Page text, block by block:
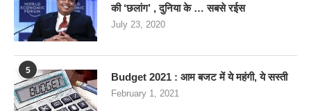
की ‘छलांग’ , दुनिया के … सबसे रईस
July 23, 2020
5
Budget 2021 : आम बजट में ये महंगी, ये सस्‍ती
February 1, 2021